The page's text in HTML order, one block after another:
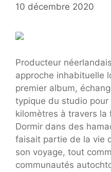
10 décembre 2020
Producteur néerlandais
approche inhabituelle
premier album,
typique du studio
kilomètres à travers la
Dormir dans des
faisait partie de la vie
son voyage, tout
communautés